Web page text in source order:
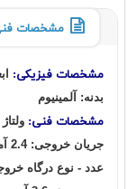
مشخصات
مشخصات فيزيکی:
بدنه: آلمینیوم
مشخصات فنی: